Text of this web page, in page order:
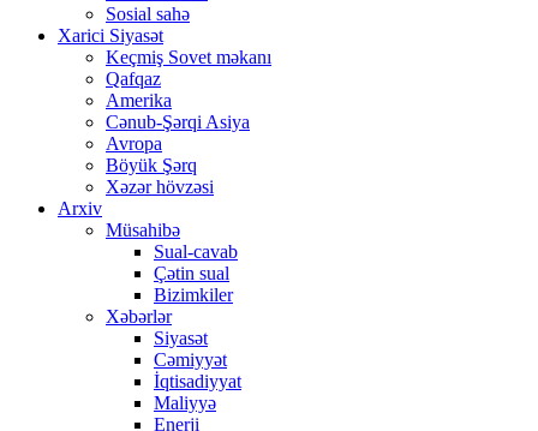
Sosial sahə
Xarici Siyasət
Keçmiş Sovet məkanı
Qafqaz
Amerika
Cənub-Şərqi Asiya
Avropa
Böyük Şərq
Xəzər hövzəsi
Arxiv
Müsahibə
Sual-cavab
Çətin sual
Bizimkiler
Xəbərlər
Siyasət
Cəmiyyət
İqtisadiyyat
Maliyyə
Enerji